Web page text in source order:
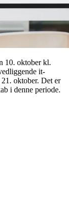
10. oktober kl.
it-
oktober. Det er
i denne periode.